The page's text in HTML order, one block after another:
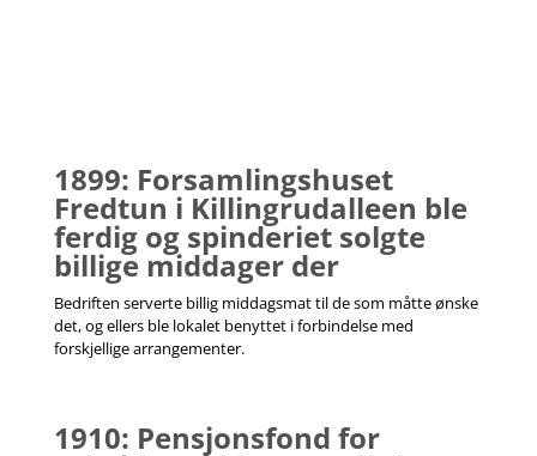
1899: Forsamlingshuset
Fredtun i Killingrudalleen ble
ferdig og spinderiet solgte
billige middager der
Bedriften serverte billig middagsmat til de som måtte ønske
det, og ellers ble lokalet benyttet i forbindelse med
forskjellige arrangementer.
1910: Pensjonsfond for